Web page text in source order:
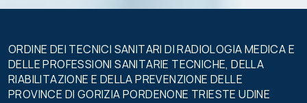
ORDINE DEI TECNICI SANITARI DI RADIOLOGIA MEDICA E
DELLE PROFESSIONI SANITARIE TECNICHE, DELLA
RIABILITAZIONE E DELLA PREVENZIONE DELLE
PROVINCE DI GORIZIA PORDENONE TRIESTE UDINE